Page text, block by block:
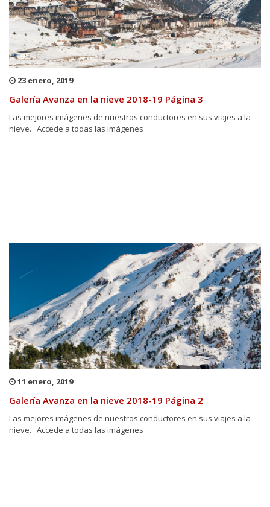
23 enero, 2019
Galería Avanza en la nieve 2018-19 Página 3
Las mejores imágenes de nuestros conductores en sus viajes a la
nieve. Accede a todas las imágenes
11 enero, 2019
Galería Avanza en la nieve 2018-19 Página 2
Las mejores imágenes de nuestros conductores en sus viajes a la
nieve. Accede a todas las imágenes